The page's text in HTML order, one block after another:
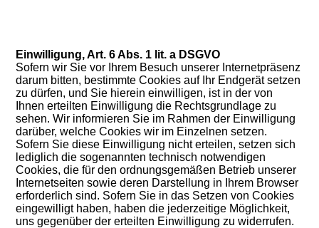
Einwilligung, Art. 6 Abs. 1 lit. a DSGVO
Sofern wir Sie vor Ihrem Besuch unserer Internetpräsenz
darum bitten, bestimmte Cookies auf Ihr Endgerät setzen
zu dürfen, und Sie hierein einwilligen, ist in der von
Ihnen erteilten Einwilligung die Rechtsgrundlage zu
sehen. Wir informieren Sie im Rahmen der Einwilligung
darüber, welche Cookies wir im Einzelnen setzen.
Sofern Sie diese Einwilligung nicht erteilen, setzen sich
lediglich die sogenannten technisch notwendigen
Cookies, die für den ordnungsgemäßen Betrieb unserer
Internetseiten sowie deren Darstellung in Ihrem Browser
erforderlich sind. Sofern Sie in das Setzen von Cookies
eingewilligt haben, haben die jederzeitige Möglichkeit,
uns gegenüber der erteilten Einwilligung zu widerrufen.